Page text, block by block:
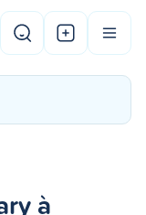
à